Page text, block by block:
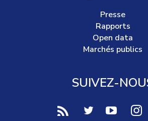
Presse
Rapports
Open data
Marchés publics
SUIVEZ-
voir notre page rss
voir notre
voir